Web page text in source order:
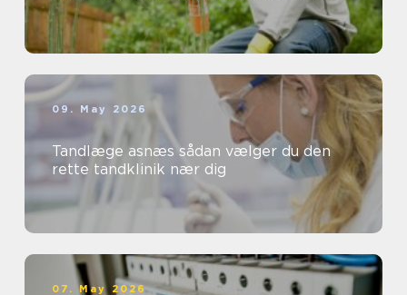
09. May 2026
Tandlæge asnæs sådan vælger du den
rette tandklinik nær dig
07. May 2026